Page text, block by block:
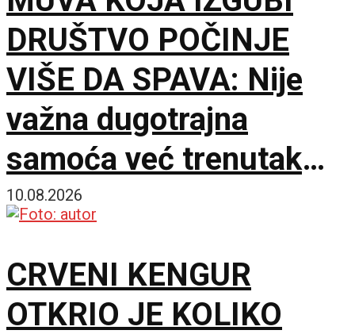
DRUŠTVO POČINJE
VIŠE DA SPAVA: Nije
važna dugotrajna
samoća već trenutak
promene
10.08.2026
CRVENI KENGUR
OTKRIO JE KOLIKO